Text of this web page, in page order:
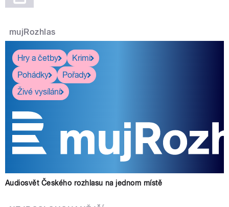
mujRozhlas
Hry a četby
Krimi
Pohádky
Pořady
Živé vysílání
Audiosvět Českého rozhlasu na jednom místě